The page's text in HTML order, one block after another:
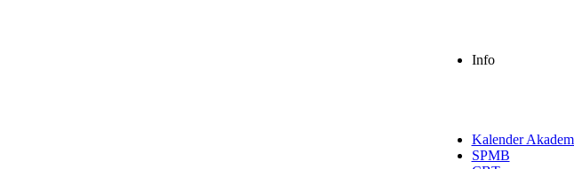
Info
Kalender
SPMB